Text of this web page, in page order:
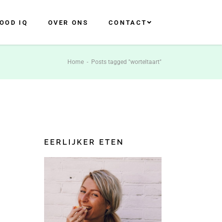
IQ OVER ONS CONTACT
Home - Posts tagged "worteltaart"
EERLIJKER ETEN